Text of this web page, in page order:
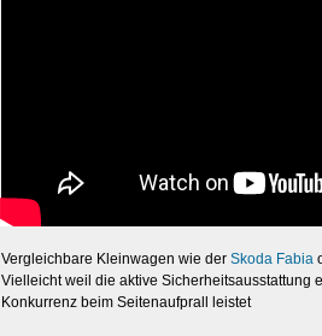
Vergleichbare Kleinwagen wie der Skoda Fabia
Vielleicht weil die aktive Sicherheitsausstattung
Konkurrenz beim Seitenaufprall leistet